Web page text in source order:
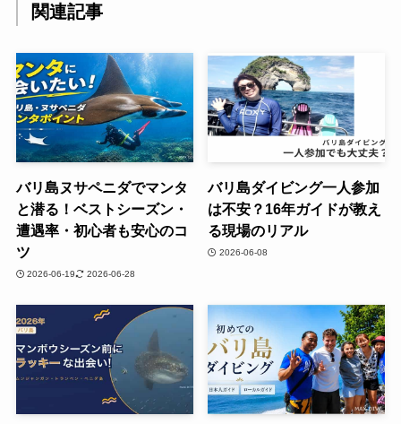
関連記事
バリ島ヌサペニダでマンタ
と潜る！ベストシーズン・
遭遇率・初心者も安心のコ
ツ
2026-06-19 2026-06-28
バリ島ダイビング一人参加
は不安？16年ガイドが教え
る現場のリアル
2026-06-08